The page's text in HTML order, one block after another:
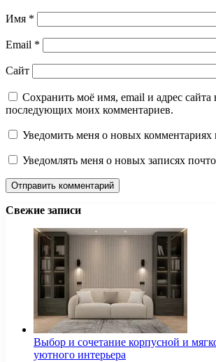
Имя *
Email *
Сайт
Сохранить моё имя, email и адрес сайта
последующих моих комментариев.
Уведомить меня о новых комментариях
Уведомлять меня о новых записях
Свежие записи
Выбор и сочетание корпусной и
уютного интерьера